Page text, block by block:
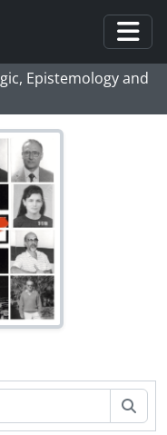
Epistemology and